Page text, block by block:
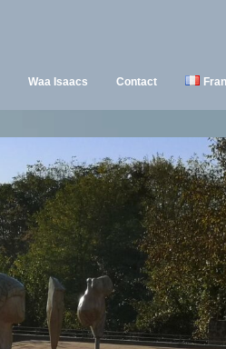
Waa Isaacs Contact